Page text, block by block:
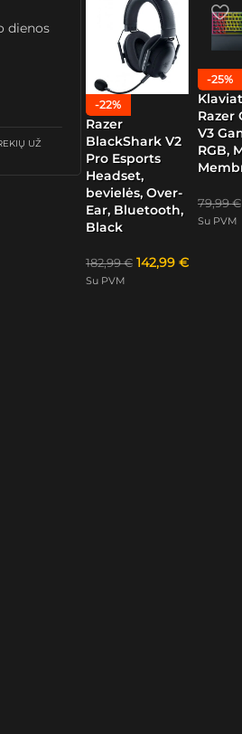
dienos
UŽ
-22%
Razer
BlackShark V2
Pro Esports
Headset,
bevielės, Over-
Ear, Bluetooth,
Black
182,99€ 142,99 €
Su PVM
-25%
Razer
V3
RGB,
79,99€
Su PVM